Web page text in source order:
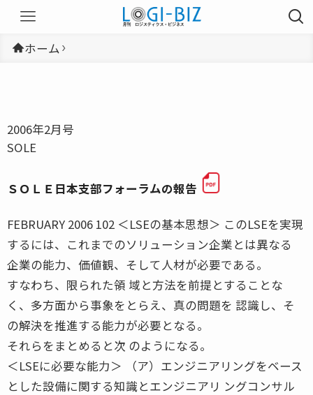
ホーム
2006年2月号
SOLE
ＳＯＬＥ日本支部フォーラムの報告
FEBRUARY 2006 102 ＜LSEの基本思想＞ このLSEを実現
するには、これまでのソリューション企業とは異なる
企業の能力、価値観、そして人材が必要である。
すなわち、限られた領 域と方法を前提とすることな
く、多方面から事象をとらえ、真の問題を 認識し、そ
の解決を推進する能力が必要となる。
それらをまとめると次 のようになる。
＜LSEに必要な能力＞ （ア）エンジニアリングをベース
とした設備に関する知識とエンジニアリ ングコンサル